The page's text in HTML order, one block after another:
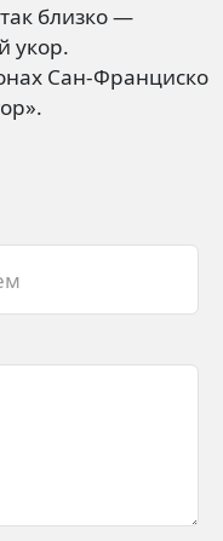
близко —
укор.
Сан-Франциско